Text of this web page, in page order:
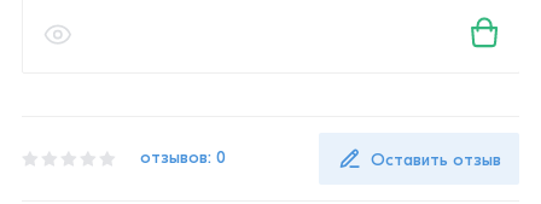
отзывов: 0 Оставить отзыв